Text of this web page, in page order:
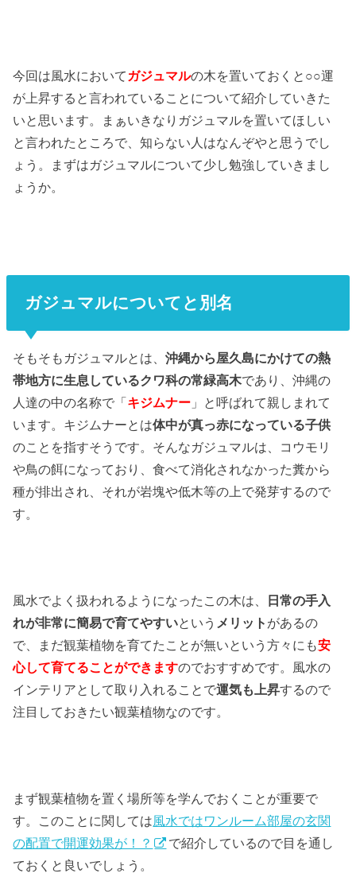
今回は風水において ガジュマルの木を置いておくと○○運
が上昇すると言われていることについて紹介していきた
いと思います。まぁいきなりガジュマルを置いてほしい
と言われたところで、知らない人はなんぞやと思うでし
ょう。まずはガジュマルについて少し勉強していきまし
ょうか。
ガジュマルについてと別名
そもそもガジュマルとは、沖縄から屋久島にかけての熱
帯地方に生息しているクワ科の常緑高木であり、沖縄の
人達の中の名称で「キジムナー 」と呼ばれて親しまれて
います。キジムナーとは体中が真っ赤になっている子供
のことを指すそうです。そんなガジュマルは、コウモリ
や鳥の餌になっており、食べて消化されなかった糞から
種が排出され、それが岩塊や低木等の上で発芽するので
す。
風水でよく扱われるようになったこの木は、
日常の手入
れが非常に簡易で育てやすいという メリット があるの
で、まだ観葉植物を育てたことが無いという方々にも安
心して育てることができますのでおすすめです。風水の
インテリアとして取り入れることで運気も上昇するので
注目しておきたい観葉植物なのです。
まず観葉植物を置く場所等を学んでおくことが重要で
す。このことに関しては風水ではワンルーム部屋の玄関
の配置で開運効果が！？
で紹介しているので目を通し
ておくと良いでしょう。